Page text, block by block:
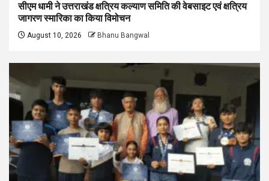
सीएम धामी ने उत्तराखंड क्षत्रिय कल्याण समिति की वेबसाइट एवं क्षत्रिय
जागरण स्मारिका का किया विमोचन
August 10, 2026 Bhanu Bangwal